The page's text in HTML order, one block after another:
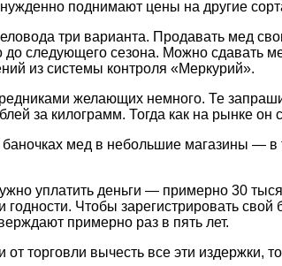
поднимают цены на другие
три варианта. Продавать мед
до следующего сезона. Можно сдавать
из системы контроля «Меркурий».
желающих немного. Те
за килограмм. Тогда как на рынке он
мед в небольшие магазины — в
уплатить деньги — примерно 30
годности. Чтобы зарегистрировать
примерно раз в пять лет.
торговли вычесть все эти издержки,